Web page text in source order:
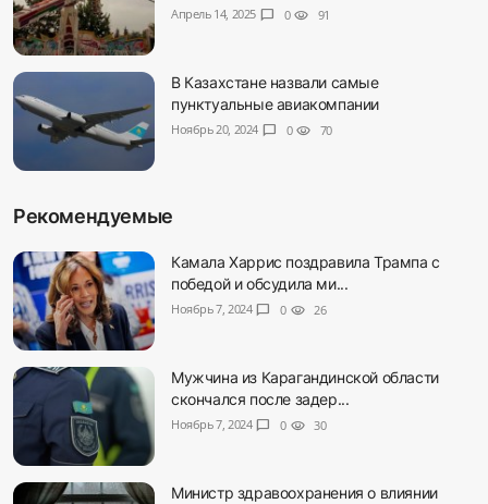
Апрель 14, 2025 chat_bubble 0 visibility 91
В Казахстане назвали самые
пунктуальные авиакомпании
Ноябрь 20, 2024 chat_bubble 0 visibility 70
Рекомендуемые
Камала Харрис поздравила Трампа с
победой и обсудила ми...
Ноябрь 7, 2024 chat_bubble 0 visibility 26
Мужчина из Карагандинской области
скончался после задер...
Ноябрь 7, 2024 chat_bubble 0 visibility 30
Министр здравоохранения о влиянии